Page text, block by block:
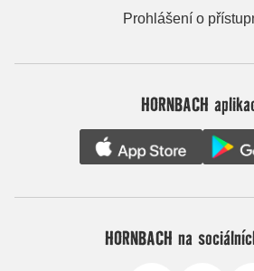
Prohlášení o
HORNBACH
HORNBACH na